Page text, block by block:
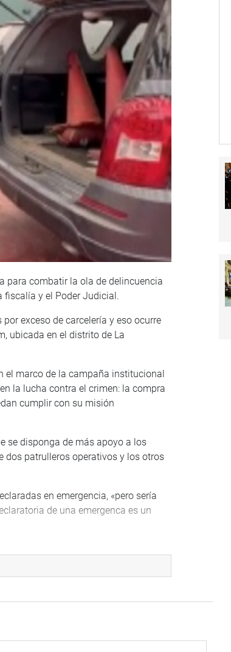
para combatir la ola de delincuencia
fiscalía y el Poder Judicial.
exceso de carcelería y eso ocurre
ubicada en el distrito de La
el marco de la campaña institucional
la lucha contra el crimen: la compra
cumplir con su misión
se disponga de más apoyo a los
dos patrulleros operativos y los otros
en emergencia, «pero sería
de una emergenca es un
pero si no recibe el apoyo por
y tampoco tienen armamento
ingresan a la escuela, ellos